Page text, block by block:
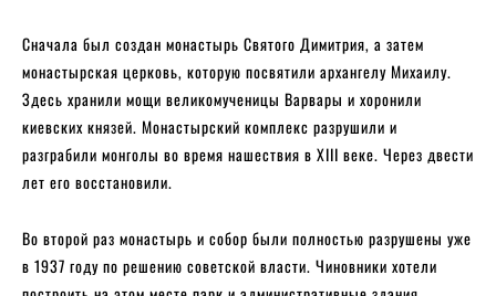
Сначала был создан монастырь Святого Димитрия, а затем
монастырская церковь, которую посвятили архангелу Михаилу.
Здесь хранили мощи великомученицы Варвары и хоронили
киевских князей. Монастырский комплекс разрушили и
разграбили монголы во время нашествия в XIII веке. Через двести
лет его восстановили.
Во второй раз монастырь и собор были полностью разрушены уже
в 1937 году по решению советской власти. Чиновники хотели